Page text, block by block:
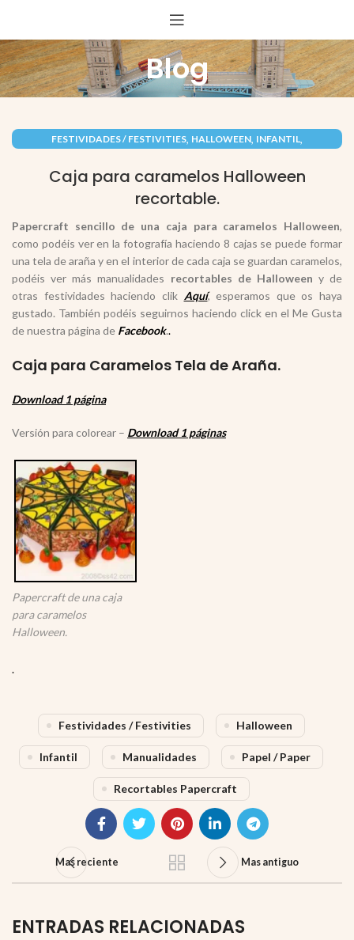
Blog
FESTIVIDADES / FESTIVITIES, HALLOWEEN, INFANTIL,
Caja para caramelos Halloween
recortable.
Papercraft sencillo de una caja para caramelos Halloween,
como podéis ver en la fotografía haciendo 8 cajas se puede formar
una tela de araña y en el interior de cada caja se guardan caramelos,
podéis ver más manualidades recortables de Halloween y de
otras festividades haciendo clik Aquí, esperamos que os haya
gustado. También podéis seguirnos haciendo click en el Me Gusta
de nuestra página de Facebook..
Caja para Caramelos Tela de Araña.
Download 1 página
Versión para colorear – Download 1 páginas
Papercraft de una caja
para caramelos
Halloween.
.
Festividades / Festivities Halloween
Infantil Manualidades Papel / Paper
Recortables Papercraft
Mas reciente Mas antiguo
ENTRADAS RELACIONADAS